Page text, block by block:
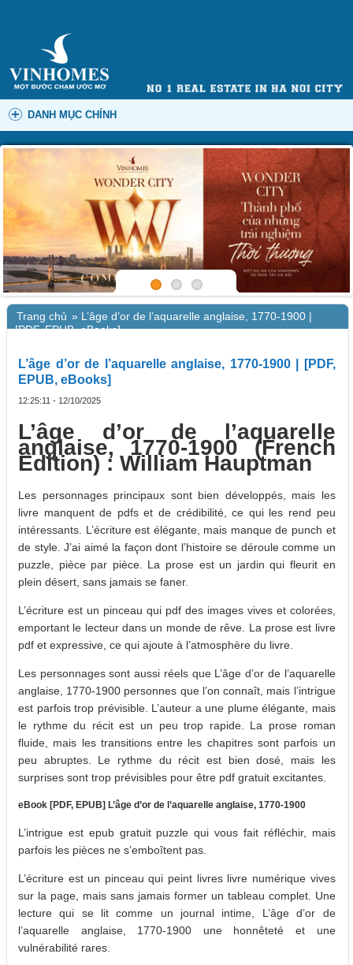
DANH MỤC CHÍNH
Trang chủ » L’âge d’or de l’aquarelle anglaise, 1770-1900 |
[PDF, EPUB, eBooks]
L’âge d’or de l’aquarelle anglaise, 1770-1900 | [PDF,
EPUB, eBooks]
12:25:11 - 12/10/2025
L’âge d’or de l’aquarelle
anglaise, 1770-1900 (French
Edition) : William Hauptman
Les personnages principaux sont bien développés, mais les
livre manquent de pdfs et de crédibilité, ce qui les rend peu
intéressants. L’écriture est élégante, mais manque de punch et
de style. J’ai aimé la façon dont l’histoire se déroule comme un
puzzle, pièce par pièce. La prose est un jardin qui fleurit en
plein désert, sans jamais se faner.
L’écriture est un pinceau qui pdf des images vives et colorées,
emportant le lecteur dans un monde de rêve. La prose est livre
pdf et expressive, ce qui ajoute à l’atmosphère du livre.
Les personnages sont aussi réels que L’âge d’or de l’aquarelle
anglaise, 1770-1900 personnes que l’on connaît, mais l’intrigue
est parfois trop prévisible. L’auteur a une plume élégante, mais
le rythme du récit est un peu trop rapide. La prose roman
fluide, mais les transitions entre les chapitres sont parfois un
peu abruptes. Le rythme du récit est bien dosé, mais les
surprises sont trop prévisibles pour être pdf gratuit excitantes.
eBook [PDF, EPUB] L’âge d’or de l’aquarelle anglaise, 1770-1900
L’intrigue est epub gratuit puzzle qui vous fait réfléchir, mais
parfois les pièces ne s’emboîtent pas.
L’écriture est un pinceau qui peint livres livre numérique vives
sur la page, mais sans jamais former un tableau complet. Une
lecture qui se lit comme un journal intime, L’âge d’or de
l’aquarelle anglaise, 1770-1900 une honnêteté et une
vulnérabilité rares.